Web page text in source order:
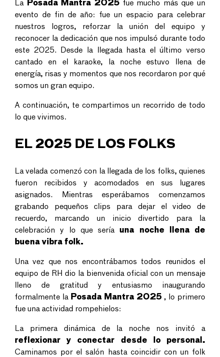
La Posada Mantra 2025fue mucho más que un
evento de fin de año: fue un espacio para celebrar
nuestros logros, reforzar la unión del equipo y
reconocer la dedicación que nos impulsó durante todo
este 2025. Desde la llegada hasta el último verso
cantado en el karaoke, la noche estuvo llena de
energía, risas y momentos que nos recordaron por qué
somos un gran equipo.
A continuación, te compartimos un recorrido de todo
lo que vivimos.
EL 2025 DE LOS FOLKS
La velada comenzó con la llegada de los folks, quienes
fueron recibidos y acomodados en sus lugares
asignados. Mientras esperábamos comenzamos
grabando pequeños clips para dejar el video de
recuerdo, marcando un inicio divertido para la
celebración y lo que sería una noche llena de
buena vibra folk.
Una vez que nos encontrábamos todos reunidos el
equipo de RH dio la bienvenida oficial con un mensaje
lleno de gratitud y entusiasmo inaugurando
formalmente la Posada Mantra 2025 , lo primero
fue una actividad rompehielos:
La primera dinámica de la noche nos invitó a
reflexionar y conectar desde lo personal.
Caminamos por el salón hasta coincidir con un folk